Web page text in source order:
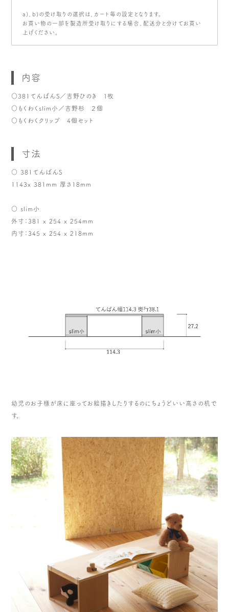
a)、b)の受け取りの選択は、カート毎の設定となります。
お買い物の一部を製造所受け取りにする場合、配送分と分けてお買い
上げください。
内容
○381てんばんS／吉野ひのき １枚
○もくわくslim小／吉野杉 ２個
○もくわくクリップ 4個セット
寸法
○ 381てんばんS
1143x 381mm 厚さ18mm
○ slim小
外寸：381 x 254 x 254mm
内寸：345 x 254 x 218mm
幼児のお子様が床に座ってお絵描きしたりするのにちょうどいい高さの机で
す。